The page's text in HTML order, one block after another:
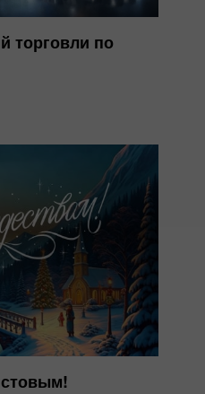
торговли по